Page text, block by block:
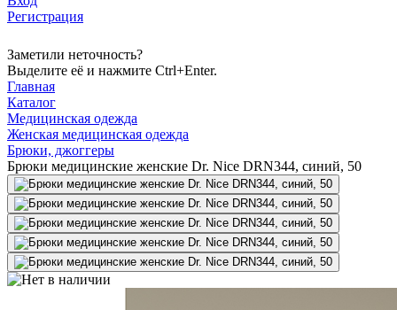
Регистрация
Заметили неточность?
Выделите её и нажмите Ctrl+Enter.
Главная
Каталог
Медицинская одежда
Женская медицинская одежда
Брюки, джоггеры
Брюки медицинские женские Dr. Nice DRN344, синий, 50